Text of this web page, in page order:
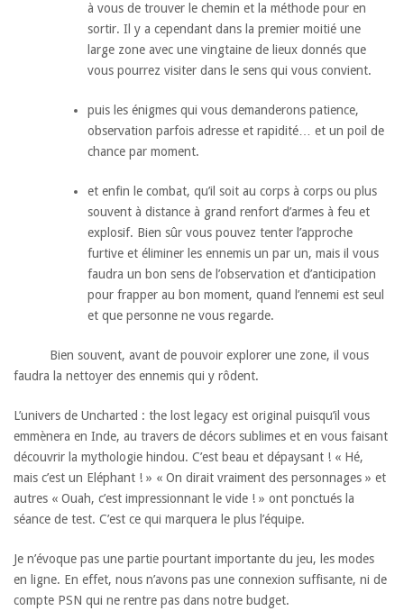
à vous de trouver le chemin et la méthode pour en
sortir. Il y a cependant dans la premier moitié une
large zone avec une vingtaine de lieux donnés que
vous pourrez visiter dans le sens qui vous convient.
puis les énigmes qui vous demanderons patience,
observation parfois adresse et rapidité… et un poil de
chance par moment.
et enfin le combat, qu’il soit au corps à corps ou plus
souvent à distance à grand renfort d’armes à feu et
explosif. Bien sûr vous pouvez tenter l’approche
furtive et éliminer les ennemis un par un, mais il vous
faudra un bon sens de l’observation et d’anticipation
pour frapper au bon moment, quand l’ennemi est seul
et que personne ne vous regarde.
Bien souvent, avant de pouvoir explorer une zone, il vous
faudra la nettoyer des ennemis qui y rôdent.
L’univers de Uncharted : the lost legacy est original puisqu’il vous
emmènera en Inde, au travers de décors sublimes et en vous faisant
découvrir la mythologie hindou. C’est beau et dépaysant ! « Hé,
mais c’est un Eléphant ! » « On dirait vraiment des personnages » et
autres « Ouah, c’est impressionnant le vide ! » ont ponctués la
séance de test. C’est ce qui marquera le plus l’équipe.
Je n’évoque pas une partie pourtant importante du jeu, les modes
en ligne. En effet, nous n’avons pas une connexion suffisante, ni de
compte PSN qui ne rentre pas dans notre budget.